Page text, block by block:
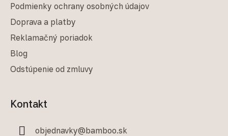
Podmienky ochrany osobných údajov
Doprava a platby
Reklamačný poriadok
Blog
Odstúpenie od zmluvy
Kontakt
objednavky@bamboo.sk